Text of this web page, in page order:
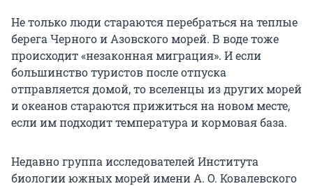
Не только люди стараются перебраться на теплые
берега Черного и Азовского морей. В воде тоже
происходит «незаконная миграция». И если
большинство туристов после отпуска
отправляется домой, то вселенцы из других морей
и океанов стараются прижиться на новом месте,
если им подходит температура и кормовая база.
Недавно группа исследователей Института
биологии южных морей имени А. О. Ковалевского